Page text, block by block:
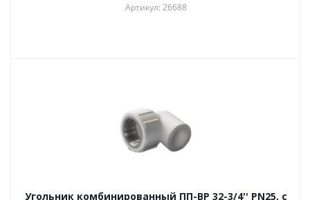
Артикул: 26688
Угольник комбинированный ПП-ВР 32-3/4'' PN25, с